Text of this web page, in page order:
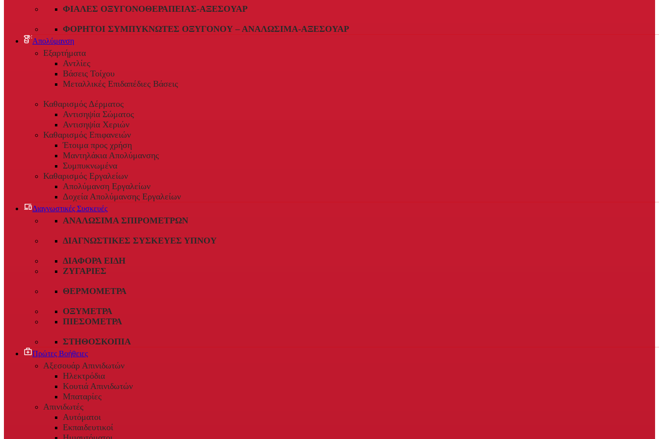
ΦΙΆΛΕΣ ΟΞΥΓΟΝΟΘΕΡΑΠΕΊΑΣ-ΑΞΕΣΟΥΆΡ
ΦΟΡΗΤΟΊ ΣΥΜΠΥΚΝΩΤΈΣ ΟΞΥΓΌΝΟΥ – ΑΝΑΛΏΣΙΜΑ-ΑΞΕΣΟΥΆΡ
Απολύμανση
Εξαρτήματα
Αντλίες
Βάσεις Τοίχου
Μεταλλικές Επιδαπέδιες Βάσεις
Καθαρισμός Δέρματος
Αντισηψία Σώματος
Αντισηψία Χεριών
Καθαρισμός Επιφανειών
Έτοιμα προς χρήση
Μαντηλάκια Απολύμανσης
Συμπυκνωμένα
Καθαρισμός Εργαλείων
Απολύμανση Εργαλείων
Δοχεία Απολύμανσης Εργαλείων
Διαγνωστικές Συσκευές
ΑΝΑΛΏΣΙΜΑ ΣΠΙΡΟΜΈΤΡΩΝ
ΔΙΑΓΝΩΣΤΙΚΈΣ ΣΥΣΚΕΥΈΣ ΎΠΝΟΥ
ΔΙΆΦΟΡΑ ΕΊΔΗ
ΖΥΓΑΡΙΈΣ
ΘΕΡΜΌΜΕΤΡΑ
ΟΞΎΜΕΤΡΑ
ΠΙΕΣΌΜΕΤΡΑ
ΣΤΗΘΟΣΚΌΠΙΑ
Πρώτες Βοήθειες
Αξεσουάρ Απινιδωτών
Ηλεκτρόδια
Κουτιά Απινιδωτών
Μπαταρίες
Απινιδωτές
Αυτόματοι
Εκπαιδευτικοί